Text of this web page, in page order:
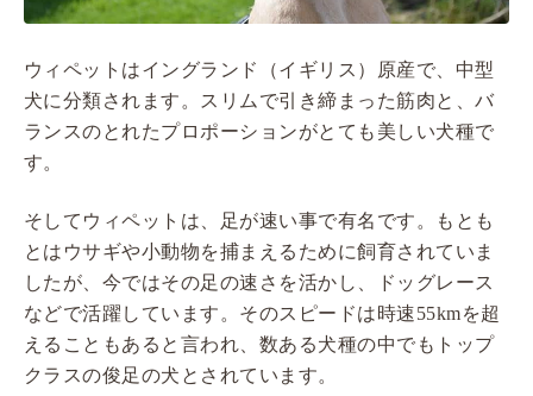
ウィペットはイングランド（イギリス）原産で、中型
犬に分類されます。スリムで引き締まった筋肉と、バ
ランスのとれたプロポーションがとても美しい犬種で
す。
そしてウィペットは、足が速い事で有名です。もとも
とはウサギや小動物を捕まえるために飼育されていま
したが、今ではその足の速さを活かし、ドッグレース
などで活躍しています。そのスピードは時速55kmを超
えることもあると言われ、数ある犬種の中でもトップ
クラスの俊足の犬とされています。